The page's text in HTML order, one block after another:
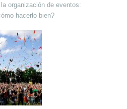
organización de eventos:
hacerlo bien?